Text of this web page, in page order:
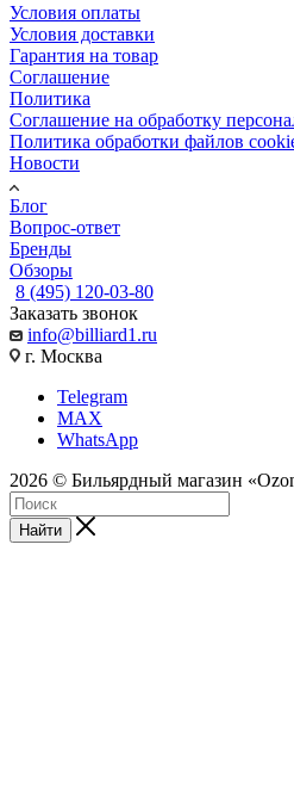
Условия оплаты
Условия доставки
Гарантия на товар
Соглашение
Политика
Соглашение на обработку
Политика обработки файлов
Новости
Блог
Вопрос-ответ
Бренды
Обзоры
8 (495) 120-03-80
Заказать звонок
info@billiard1.ru
г. Москва
Telegram
MAX
WhatsApp
2026 © Бильярдный магазин
Найти